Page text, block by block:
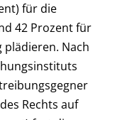
für die
42 Prozent für
plädieren. Nach
Rechts auf